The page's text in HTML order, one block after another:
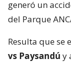
generó un
del Parque
Resulta que se
vs Paysandú y